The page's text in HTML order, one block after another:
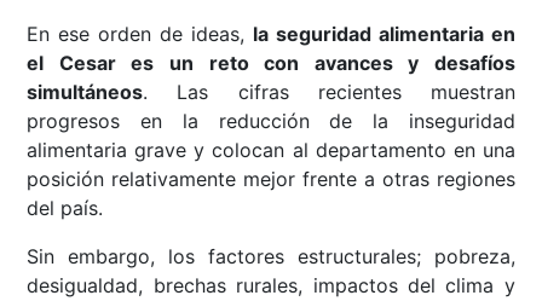
En ese orden de ideas, la seguridad alimentaria en
el Cesar es un reto con avances y desafíos
simultáneos. Las cifras recientes muestran
progresos en la reducción de la inseguridad
alimentaria grave y colocan al departamento en una
posición relativamente mejor frente a otras regiones
del país.
Sin embargo, los factores estructurales; pobreza,
desigualdad, brechas rurales, impactos del clima y